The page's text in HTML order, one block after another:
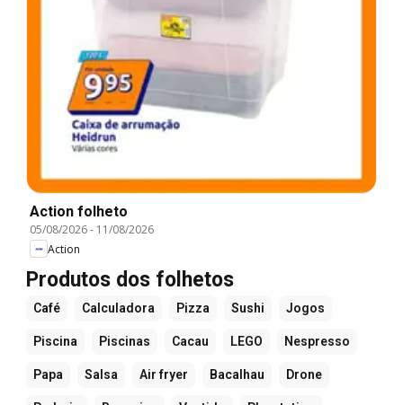
Action folheto
05/08/2026- 11/08/2026
Action
Produtos dos folhetos
Café Calculadora Pizza Sushi Jogos
Piscina Piscinas Cacau LEGO Nespresso
Papa Salsa Air fryer Bacalhau Drone